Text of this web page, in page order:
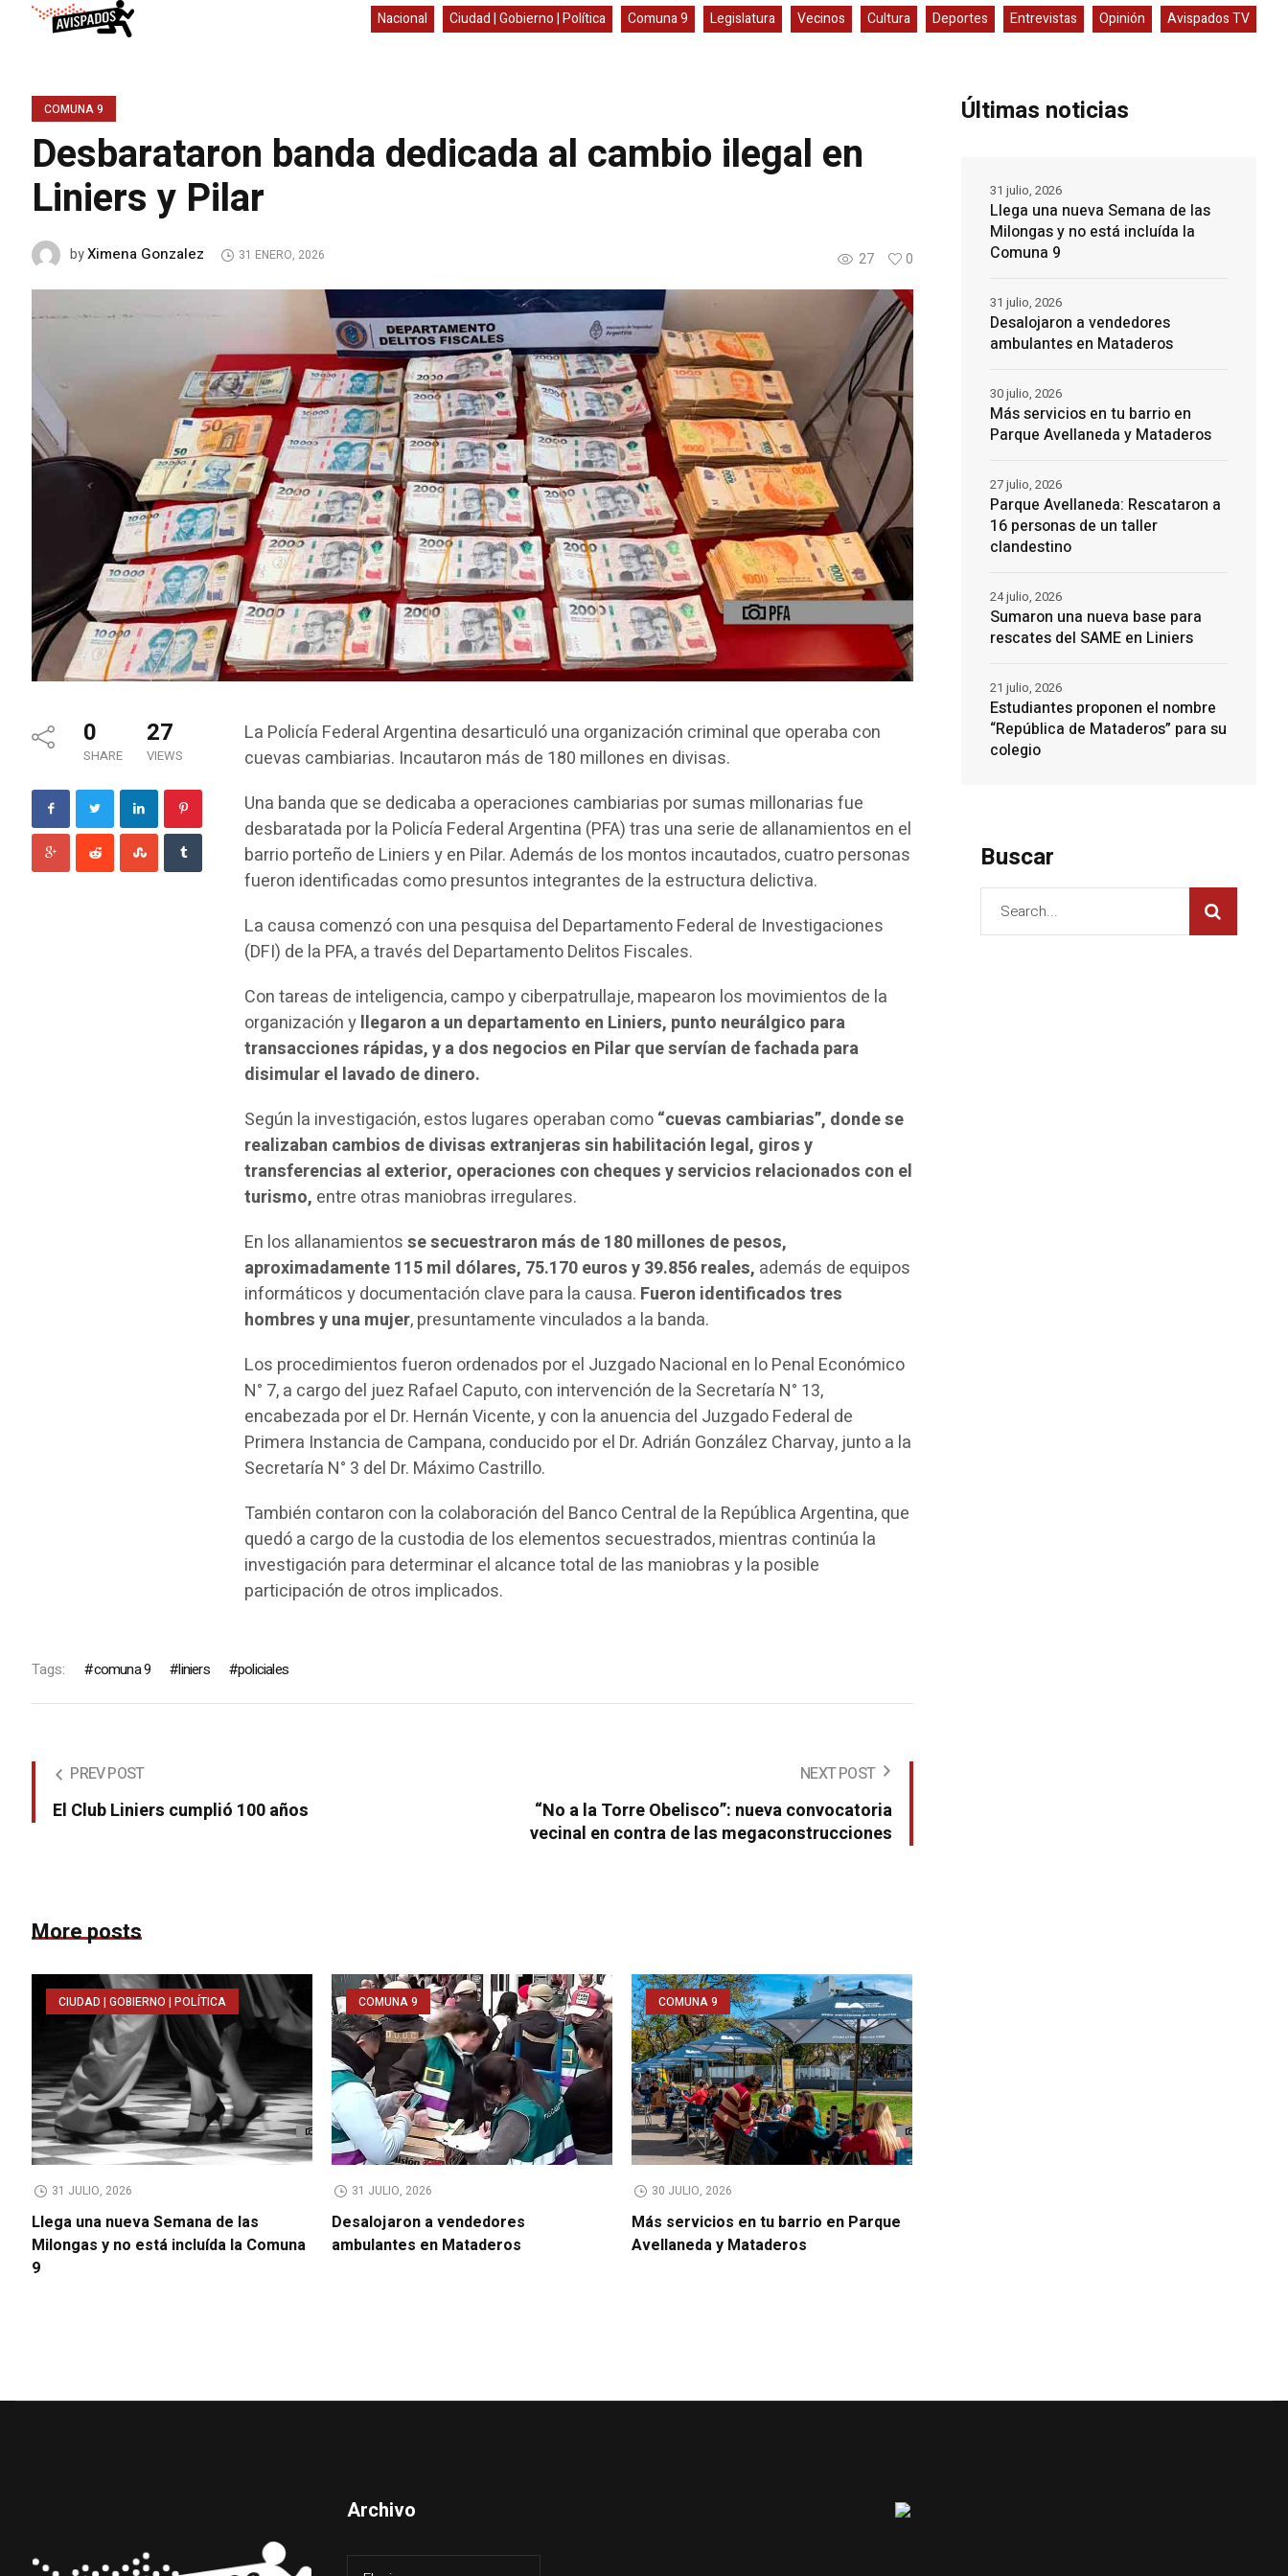
Nacional Ciudad | Gobierno | Política Comuna 9 Legislatura Vecinos Cultura Deportes Entrevistas Opinión Avispados TV
COMUNA 9
Desbarataron banda dedicada al cambio ilegal en
Liniers y Pilar
27 0
byXimena Gonzalez 31 ENERO, 2026
0
SHARE
27
VIEWS
La Policía Federal Argentina desarticuló una organización criminal que operaba con
cuevas cambiarias. Incautaron más de 180 millones en divisas.
Una banda que se dedicaba a operaciones cambiarias por sumas millonarias fue
desbaratada por la Policía Federal Argentina (PFA) tras una serie de allanamientos en el
barrio porteño de Liniers y en Pilar. Además de los montos incautados, cuatro personas
fueron identificadas como presuntos integrantes de la estructura delictiva.
La causa comenzó con una pesquisa del Departamento Federal de Investigaciones
(DFI) de la PFA, a través del Departamento Delitos Fiscales.
Con tareas de inteligencia, campo y ciberpatrullaje, mapearon los movimientos de la
organización yllegaron a un departamento en Liniers, punto neurálgico para
transacciones rápidas, y a dos negocios en Pilar que servían de fachada para
disimular el lavado de dinero.
Según la investigación, estos lugares operaban como“cuevas cambiarias”, donde se
realizaban cambios de divisas extranjeras sin habilitación legal, giros y
transferencias al exterior, operaciones con cheques y servicios relacionados con el
turismo, entre otras maniobras irregulares.
En los allanamientosse secuestraron más de 180 millones de pesos,
aproximadamente 115 mil dólares, 75.170 euros y 39.856 reales, además de equipos
informáticos y documentación clave para la causa. Fueron identificados tres
hombres y una mujer, presuntamente vinculados a la banda.
Los procedimientos fueron ordenados por el Juzgado Nacional en lo Penal Económico
N° 7, a cargo del juez Rafael Caputo, con intervención de la Secretaría N° 13,
encabezada por el Dr. Hernán Vicente, y con la anuencia del Juzgado Federal de
Primera Instancia de Campana, conducido por el Dr. Adrián González Charvay, junto a la
Secretaría N° 3 del Dr. Máximo Castrillo.
También contaron con la colaboración del Banco Central de la República Argentina, que
quedó a cargo de la custodia de los elementos secuestrados, mientras continúa la
investigación para determinar el alcance total de las maniobras y la posible
participación de otros implicados.
Tags: comuna 9 liniers policiales
PREV POST
El Club Liniers cumplió 100 años
NEXT POST
“No a la Torre Obelisco”: nueva convocatoria
vecinal en contra de las megaconstrucciones
More posts
CIUDAD | GOBIERNO | POLÍTICA
31 JULIO, 2026
Llega una nueva Semana de las
Milongas y no está incluída la Comuna
9
COMUNA 9
31 JULIO, 2026
Desalojaron a vendedores
ambulantes en Mataderos
COMUNA 9
30 JULIO, 2026
Más servicios en tu barrio en Parque
Avellaneda y Mataderos
Últimas noticias
Llega una nueva Semana de las
Milongas y no está incluída la
Comuna 9
31 julio, 2026
Desalojaron a vendedores
ambulantes en Mataderos
31 julio, 2026
Más servicios en tu barrio en
Parque Avellaneda y Mataderos
30 julio, 2026
Parque Avellaneda: Rescataron a
16 personas de un taller
clandestino
27 julio, 2026
Sumaron una nueva base para
rescates del SAME en Liniers
24 julio, 2026
Estudiantes proponen el nombre
“República de Mataderos” para su
colegio
21 julio, 2026
Buscar
Archivo